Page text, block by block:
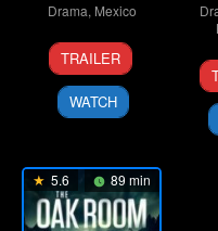
Drama, Mexico
30
Oct
2020
Rodrigo
Ruiz
Patterson
TRAILER
WATCH
5.6 89 min